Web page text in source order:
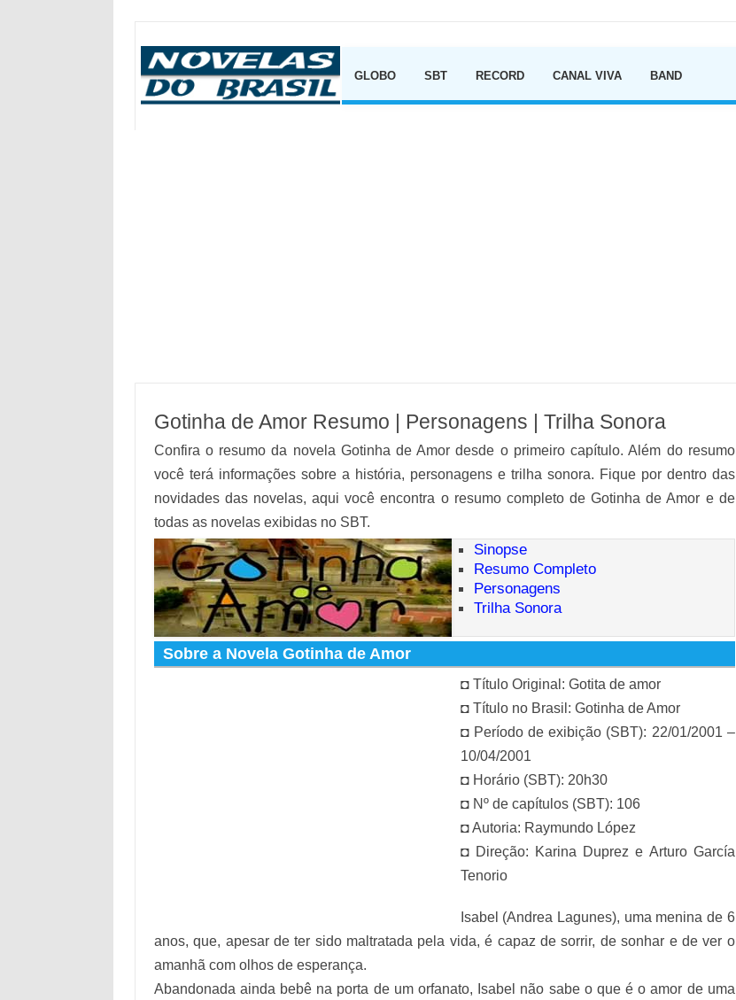
GLOBO
SBT RECORD CANAL VIVA BAND
Gotinha de Amor Resumo | Personagens | Trilha Sonora
Confira o resumo da novela Gotinha de Amor desde o primeiro capítulo. Além do resumo
você terá informações sobre a história, personagens e trilha sonora. Fique por dentro das
novidades das novelas, aqui você encontra o resumo completo de Gotinha de Amor e de
todas as novelas exibidas no SBT.
Sinopse
Resumo Completo
Personagens
Trilha Sonora
Sobre a Novela Gotinha de Amor
◘ Título Original: Gotita de amor
◘ Título no Brasil: Gotinha de Amor
◘ Período de exibição (SBT): 22/01/2001 –
10/04/2001
◘ Horário (SBT): 20h30
◘ Nº de capítulos (SBT): 106
◘ Autoria: Raymundo López
◘ Direção: Karina Duprez e Arturo García
Tenorio
Isabel (Andrea Lagunes), uma menina de 6
anos, que, apesar de ter sido maltratada pela vida, é capaz de sorrir, de sonhar e de ver o
amanhã com olhos de esperança.
Abandonada ainda bebê na porta de um orfanato, Isabel não sabe o que é o amor de uma